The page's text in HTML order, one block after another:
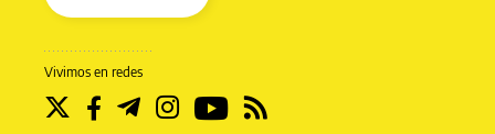
Vivimos en redes